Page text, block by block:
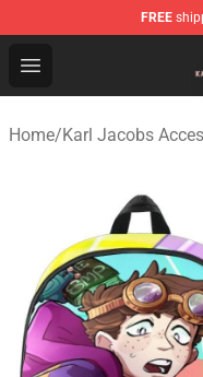
FREE
Open menu
Karl Jacobs Store
Home/Karl Jacobs